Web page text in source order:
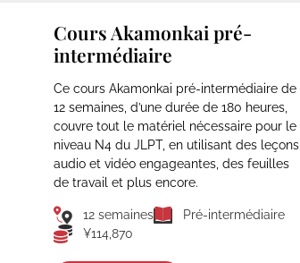
Cours Akamonkai pré-
intermédiaire
Ce cours Akamonkai pré-intermédiaire de
12 semaines, d’une durée de 180 heures,
couvre tout le matériel nécessaire pour le
niveau N4 du JLPT, en utilisant des leçons
audio et vidéo engageantes, des feuilles
de travail et plus encore.
12 semaines
Pré-intermédiaire
¥114,870